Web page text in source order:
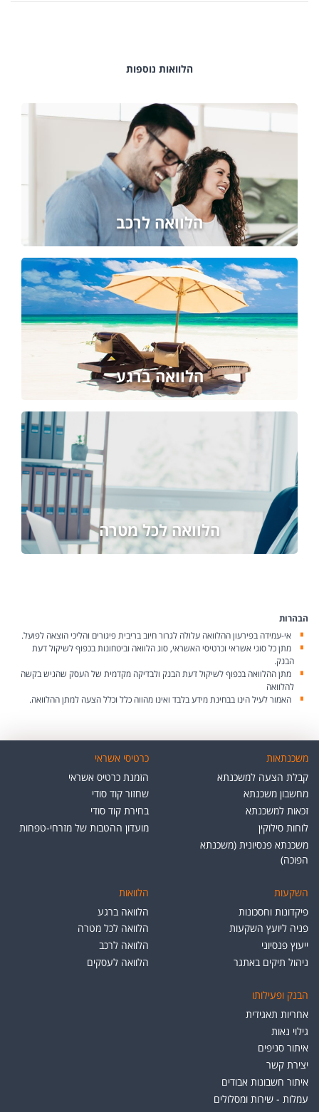
הלוואות נוספות
הלוואה לרכב
הלוואה ברגע
הלוואה לכל מטרה
הבהרות
אי-עמידה בפירעון ההלוואה עלולה לגרור חיוב בריבית פיגורים והליכי הוצאה לפועל.
מתן כל סוגי אשראי וכרטיסי האשראי, סוג הלוואה וביטחונות בכפוף לשיקול דעת
הבנק.
מתן ההלוואה בכפוף לשיקול דעת הבנק ולבדיקה מקדמית של העסק שהגיש בקשה
להלוואה
האמור לעיל הינו בבחינת מידע בלבד ואינו מהווה כלל וכלל הצעה למתן ההלוואה.
משכנתאות
קבלת הצעה למשכנתא
מחשבון משכנתא
זכאות למשכנתא
לוחות סילוקין
משכנתא פנסיונית (משכנתא
הפוכה)
כרטיסי אשראי
הזמנת כרטיס אשראי
שחזור קוד סודי
בחירת קוד סודי
מועדון ההטבות של מזרחי-טפחות
השקעות
פיקדונות וחסכונות
פניה ליועץ השקעות
ייעוץ פנסיוני
ניהול תיקים באתגר
הלוואות
הלוואה ברגע
הלוואה לכל מטרה
הלוואה לרכב
הלוואה לעסקים
הבנק ופעילותו
אחריות תאגידית
גילוי נאות
איתור סניפים
יצירת קשר
איתור חשבונות אבודים
עמלות - שירות ומסלולים